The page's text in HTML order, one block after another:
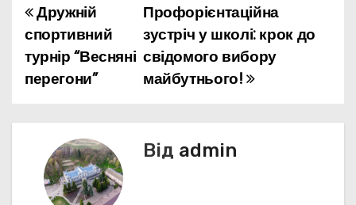
Н
а
в
і
Профорієнтаційна
зустріч у школі: крок до
свідомого вибору
майбутнього!
Дружній
спортивний
турнір “Весняні
перегони”
Від admin